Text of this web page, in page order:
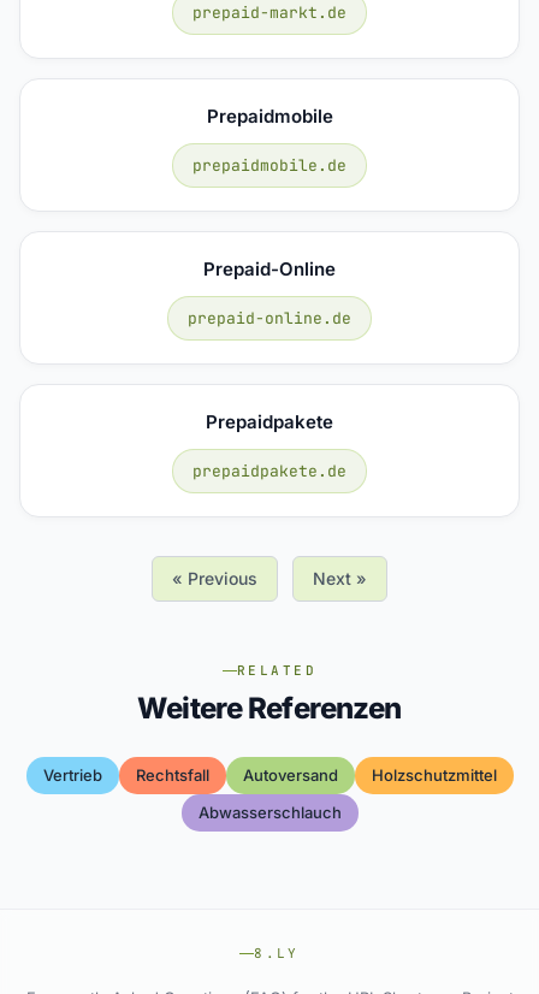
prepaid-markt.de
Prepaidmobile
prepaidmobile.de
Prepaid-Online
prepaid-online.de
Prepaidpakete
prepaidpakete.de
« Previous Next »
RELATED
Weitere Referenzen
Vertrieb Rechtsfall Autoversand
Holzschutzmittel
Abwasserschlauch
8.LY